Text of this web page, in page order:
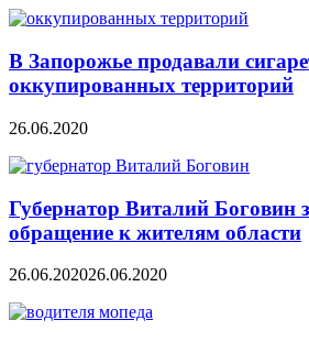
В Запорожье продавали
оккупированных территорий
26.06.2020
Губернатор Виталий Боговин
обращение к жителям области
26.06.202026.06.2020